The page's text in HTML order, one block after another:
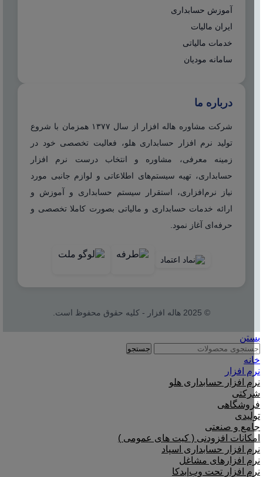
آموزش حسابداری
ایران مالیات
خدمات مالیاتی
سامانه مودیان
درباره ما
شرکت مشاوره هاله افزار از سال ۱۳۷۷ همزمان با شروع
تولید نرم افزار حسابداری هلو، فعالیت تخصصی خود در
زمینه معرفی، مشاوره و انتخاب درست نرم افزار
حسابداری، تهیه سیستم‌های اطلاعاتی و لوازم جانبی مورد
نیاز نرم‌افزاری، استقرار سیستم حسابداری و آموزش و
ارائه خدمات حسابداری و مالیاتی بصورت کاملا تخصصی و
حرفه‌ای آغاز نمود.
© 2025 هاله افزار - کلیه حقوق محفوظ است.
بستن
جستجو
خانه
نرم افزار
نرم افزار حسابداری هلو
شرکتی
فروشگاهی
تولیدی
جامع و صنعتی
امکانات افزودنی ( کیت های عمومی )
نرم افزار حسابداری اسپاد
نرم افزارهای مشاغل
نرم افزار تحت وب|بدکا